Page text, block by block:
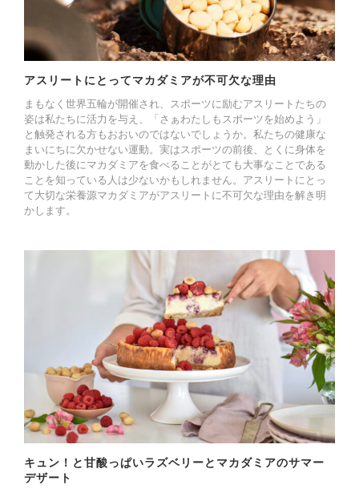
アスリートにとってマカダミアが不可欠な理由
まもなく世界五輪が開催され、スポーツに励むアスリートたちの
姿は私たちに活力を与え、「さぁわたしもスポーツを始めよう」
と触発される方もおおいのではないでしょうか。私たちの健康な
まいにちに欠かせない運動。実はスポーツの前後、とくに身体を
動かした後にマカダミアを食べることがとても大事なことである
ことを知っている人は少ないかもしれません。アスリートにとっ
て大切な栄養源マカダミアがアスリートに不可欠な理由を解き明
かします。
キュン！と甘酸っぱいラズベリーとマカダミアのサマー
デザート